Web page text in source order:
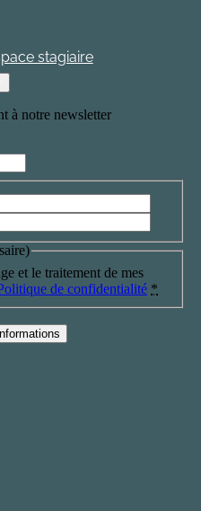
stagiaire
à notre newsletter
et le traitement de mes
de confidentialité *